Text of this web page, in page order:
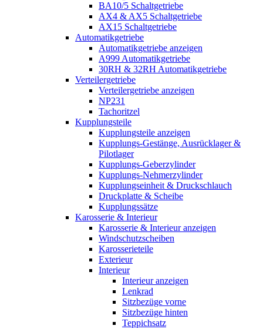
BA10/5 Schaltgetriebe
AX4 & AX5 Schaltgetriebe
AX15 Schaltgetriebe
Automatikgetriebe
Automatikgetriebe anzeigen
A999 Automatikgetriebe
30RH & 32RH Automatikgetriebe
Verteilergetriebe
Verteilergetriebe anzeigen
NP231
Tachoritzel
Kupplungsteile
Kupplungsteile anzeigen
Kupplungs-Gestänge, Ausrücklager &
Pilotlager
Kupplungs-Geberzylinder
Kupplungs-Nehmerzylinder
Kupplungseinheit & Druckschlauch
Druckplatte & Scheibe
Kupplungssätze
Karosserie & Interieur
Karosserie & Interieur anzeigen
Windschutzscheiben
Karosserieteile
Exterieur
Interieur
Interieur anzeigen
Lenkrad
Sitzbezüge vorne
Sitzbezüge hinten
Teppichsatz